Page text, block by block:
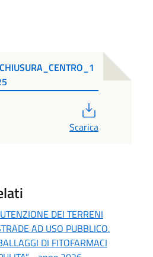
Scarica
DEI TERRENI
AD USO PUBBLICO.
DI FITOFARMACI